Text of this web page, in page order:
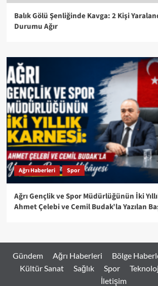
Balık Gölü Şenliğinde Kavga: 2 Kişi
Durumu Ağır
Ağrı Haberleri Spor
Ağrı Gençlik ve Spor Müdürlüğünün İki
Ahmet Çelebi ve Cemil Budak’la Yazılan
Gündem Ağrı Haberleri Bölge
Kültür Sanat
Sağlık Spor
İletişim